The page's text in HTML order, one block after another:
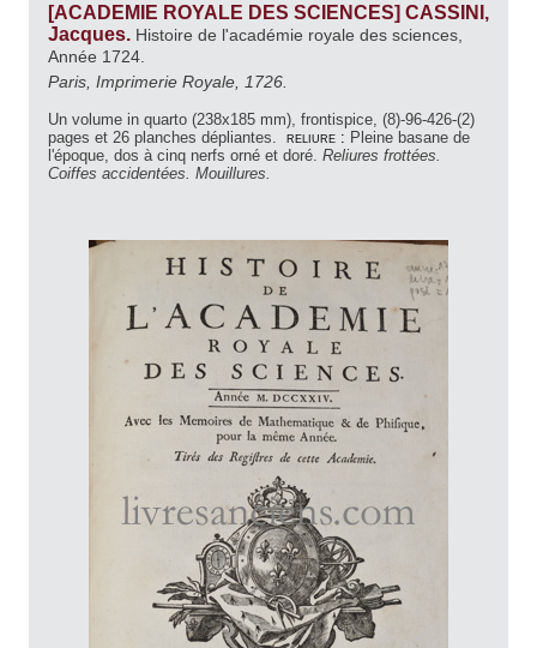
[ACADEMIE ROYALE DES SCIENCES] CASSINI,
Jacques. Histoire de l'académie royale des sciences,
Année 1724.
Paris, Imprimerie Royale, 1726.
Un volume in quarto (238x185 mm), frontispice, (8)-96-426-(2)
pages et 26 planches dépliantes. reliure : Pleine basane de
l'époque, dos à cinq nerfs orné et doré. Reliures frottées.
Coiffes accidentées. Mouillures.